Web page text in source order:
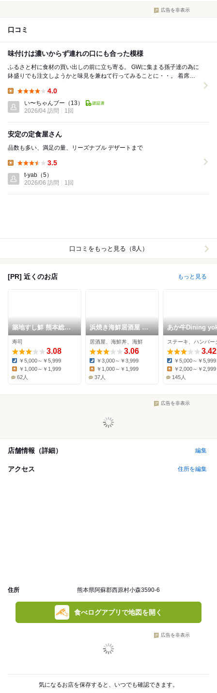
広告を非表示
口コミ
味付けは濃いからず連れの口にも合った模様
ふるさと村に食材の買い出しの前に立ち寄る。 GWに集まる孫子達の為に
鉢盛りでも注文しようかと味見を兼ねて行ってみることに・・。 着席す
4.0
い〜ちゃんブー （13）
2026/04 訪問
1回
安定の定食屋さん
品数も多い、満足の量、リーズナブル デザートまで
3.5
t-yab （5）
2026/06 訪問
1回
口コミをもっと見る（8人）
[PR] 近くのお店 もっと見る
築地すし鮮 熊本総本
店
寿司
3.08
Dinner:
￥5,000～￥5,999
Lunch:
￥1,000～￥1,999
62人
浜焼き海鮮居酒屋 大
庄水産 熊本西銀座通
り店
居酒屋、海鮮丼、海鮮
3.06
Dinner:
￥3,000～￥3,999
Lunch:
￥1,000～￥1,999
37人
あか牛Dining
yoka 鉄板&グリ
ステーキ、ハンバー
3.42
Dinner:
￥5,000～￥5,999
￥2,000～￥2,999
145人
広告を非表示
店舗情報（詳細） 編集
アクセス 住所を編集
住所 熊本県阿蘇郡西原村小森3590-6
食べログアプリで地図を開く
広告を非表示
気になるお店を保存すると、いつでも確認できます。